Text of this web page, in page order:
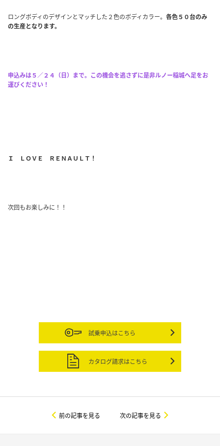
ロングボディのデザインとマッチした２色のボディカラー。 各色５０台のみ
の生産となります。
申込みは５／２４（日）まで。この機会を逃さずに是非ルノー稲城へ足をお
運びください！
Ｉ ＬＯＶＥ ＲＥＮＡＵＬＴ！
次回もお楽しみに！！
試乗申込はこちら
カタログ請求はこちら
前の記事を見る 次の記事を見る